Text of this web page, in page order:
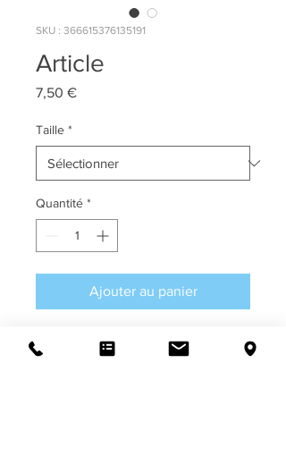
SKU : 366615376135191
Article
7,50 €Prix
Taille *
Quantité *
Ajouter au panier
Description d'article. Saisissez ici les